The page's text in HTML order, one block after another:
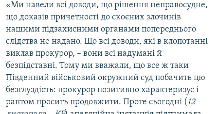
«Ми навели всі доводи, що рішення неправосудне,
що доказів причетності до скоєних злочинів
нашими підзахисними органами попереднього
слідства не надано. Що всі доводи, які в клопотанні
виклав прокурор, – вони всі надумані й
безпідставні. Тому ми вважали, що все ж таки
Південний військовий окружний суд побачить цю
безглуздість: прокурор позитивно характеризує і
раптом просить продовжити. Проте сьогодні (12